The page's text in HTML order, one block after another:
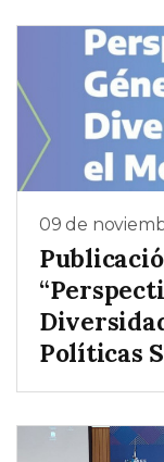
09 de
Políticas